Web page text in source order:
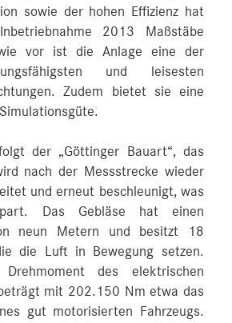
sowie der hohen Effizienz hat
2013 Maßstäbe
vor ist die Anlage eine der
und leisesten
Zudem bietet sie eine
der „Göttinger Bauart“, das
nach der Messstrecke wieder
und erneut beschleunigt, was
Das Gebläse hat einen
neun Metern und besitzt 18
die Luft in Bewegung setzen.
des elektrischen
mit 202.150 Nm etwa das
gut motorisierten Fahrzeugs.